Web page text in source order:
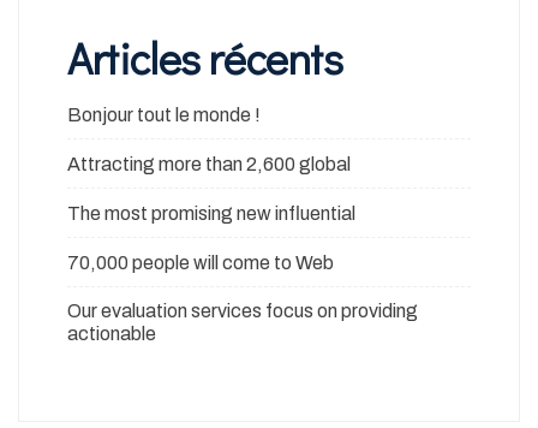
Articles récents
Bonjour tout le monde !
Attracting more than 2,600 global
The most promising new influential
70,000 people will come to Web
Our evaluation services focus on providing
actionable